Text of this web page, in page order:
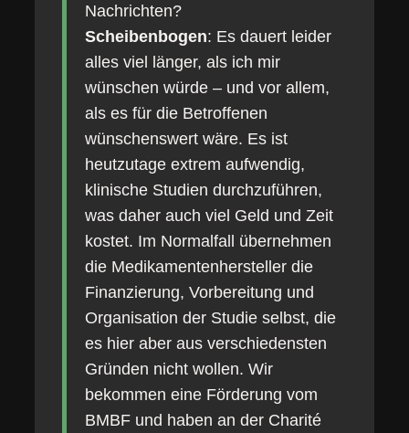
Nachrichten?
Scheibenbogen: Es dauert leider
alles viel länger, als ich mir
wünschen würde – und vor allem,
als es für die Betroffenen
wünschenswert wäre. Es ist
heutzutage extrem aufwendig,
klinische Studien durchzuführen,
was daher auch viel Geld und Zeit
kostet. Im Normalfall übernehmen
die Medikamentenhersteller die
Finanzierung, Vorbereitung und
Organisation der Studie selbst, die
es hier aber aus verschiedensten
Gründen nicht wollen. Wir
bekommen eine Förderung vom
BMBF und haben an der Charité